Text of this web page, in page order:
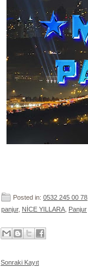
Posted in: 0532 245 00 78
panjur, NİCE YILLARA Panjur
Sonraki Kayıt